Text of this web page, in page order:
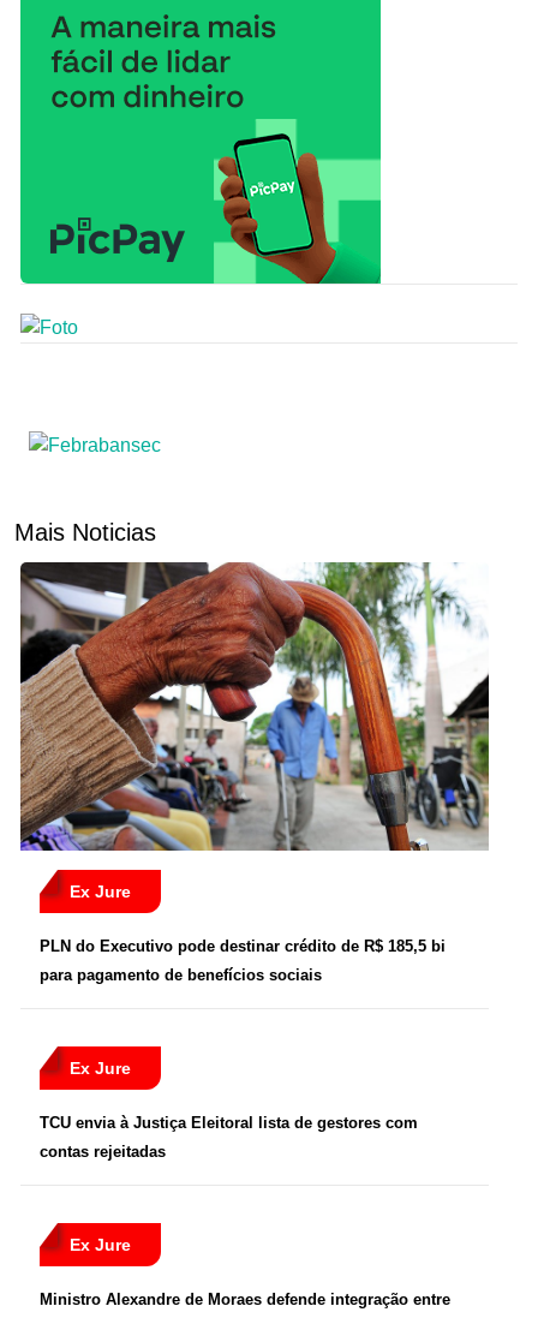
Mais Noticias
Ex Jure
PLN do Executivo pode destinar crédito de R$ 185,5 bi
para pagamento de benefícios sociais
Ex Jure
TCU envia à Justiça Eleitoral lista de gestores com
contas rejeitadas
Ex Jure
Ministro Alexandre de Moraes defende integração entre